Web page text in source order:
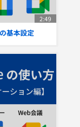
2:49
基本設定